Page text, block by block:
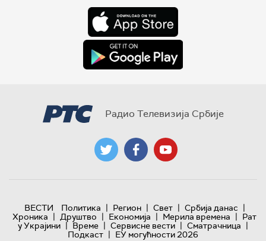
Радио Телевизија Србије
ВЕСТИ Политика | Регион | Свет | Србија данас |
Хроника | Друштво | Економија | Мерила времена | Рат
у Украјини | Време | Сервисне вести | Сматрачница |
Подкаст | ЕУ могућности 2026